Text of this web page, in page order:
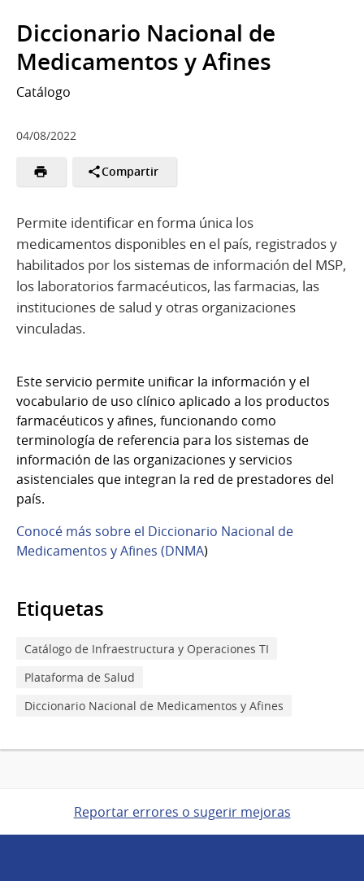
Diccionario Nacional de
Medicamentos y Afines
Catálogo
04/08/2022
Compartir
Permite identificar en forma única los
medicamentos disponibles en el país, registrados y
habilitados por los sistemas de información del MSP,
los laboratorios farmacéuticos, las farmacias, las
instituciones de salud y otras organizaciones
vinculadas.
Este servicio permite unificar la información y el
vocabulario de uso clínico aplicado a los productos
farmacéuticos y afines, funcionando como
terminología de referencia para los sistemas de
información de las organizaciones y servicios
asistenciales que integran la red de prestadores del
país.
Conocé más sobre el Diccionario Nacional de
Medicamentos y Afines (DNMA)
Etiquetas
Catálogo de Infraestructura y Operaciones TI
Plataforma de Salud
Diccionario Nacional de Medicamentos y Afines
Reportar errores o sugerir mejoras